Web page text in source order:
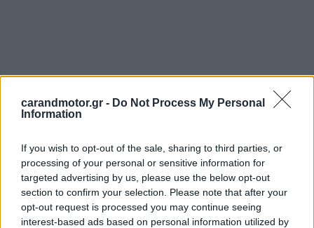
carandmotor.gr - Do Not Process My Personal
Information
If you wish to opt-out of the sale, sharing to third parties, or
processing of your personal or sensitive information for
targeted advertising by us, please use the below opt-out
section to confirm your selection. Please note that after your
opt-out request is processed you may continue seeing
interest-based ads based on personal information utilized by